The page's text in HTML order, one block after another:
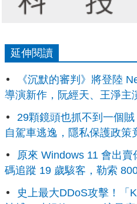
延伸閱讀
《沉默的審判》將登陸
導演新作，阮經天、王淨主
29顆鏡頭也抓不到一個
自駕車逃逸，隱私保護政策
原來 Windows 11 會出賣
碼追蹤 19 歲駭客，勒索
史上最大DDoS攻擊！「